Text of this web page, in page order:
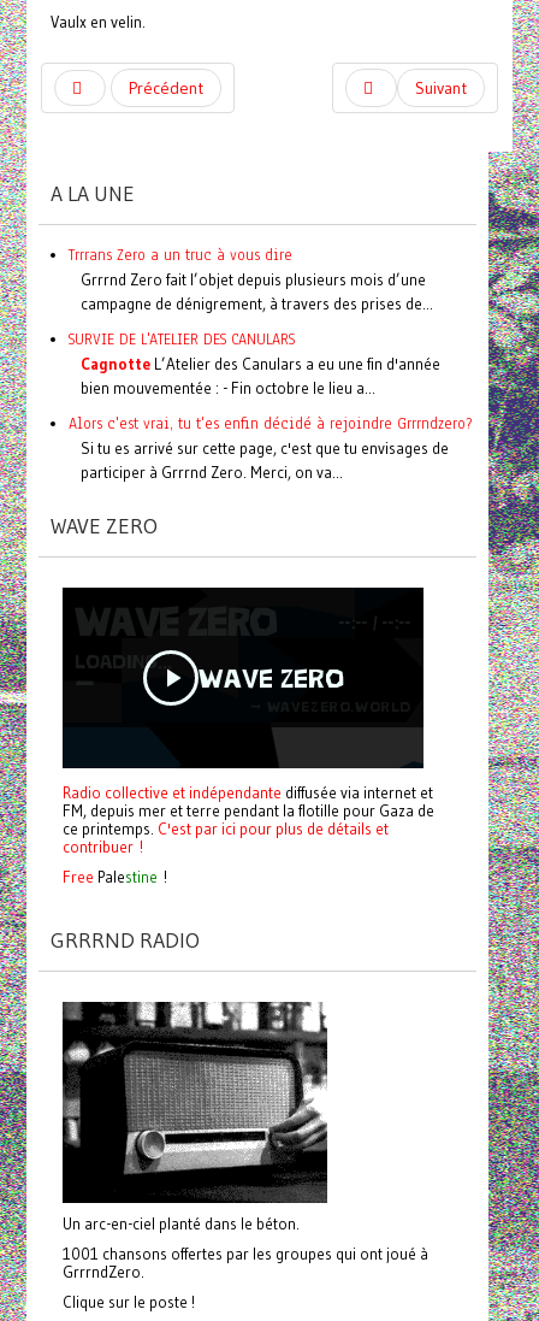
Vaulx en velin.
Précédent Suivant
A LA UNE
Trrrans Zero a un truc à vous dire
Grrrnd Zero fait l’objet depuis plusieurs mois d’une
campagne de dénigrement, à travers des prises de...
SURVIE DE L'ATELIER DES CANULARS
CagnotteL’Atelier des Canulars a eu une fin d'année
bien mouvementée : - Fin octobre le lieu a...
Alors c'est vrai, tu t'es enfin décidé à rejoindre Grrrndzero?
Si tu es arrivé sur cette page, c'est que tu envisages de
participer à Grrrnd Zero. Merci, on va...
WAVE ZERO
Radio collective et indépendante diffusée via internet et
FM, depuis mer et terre pendant la flotille pour Gaza de
ce printemps. C'est par ici pour plus de détails et
contribuer !
Free Palestine !
GRRRND RADIO
Un arc-en-ciel planté dans le béton.
1001 chansons offertes par les groupes qui ont joué à
GrrrndZero.
Clique sur le poste !